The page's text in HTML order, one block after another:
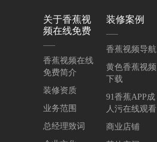
关于香蕉视
频在线免费
香蕉视频在线
免费简介
装修资质
业务范围
总经理致词
装修案例
香蕉视频导航
黄色香蕉视频
下载
91香蕉APP成
人污在线观看
商业店铺